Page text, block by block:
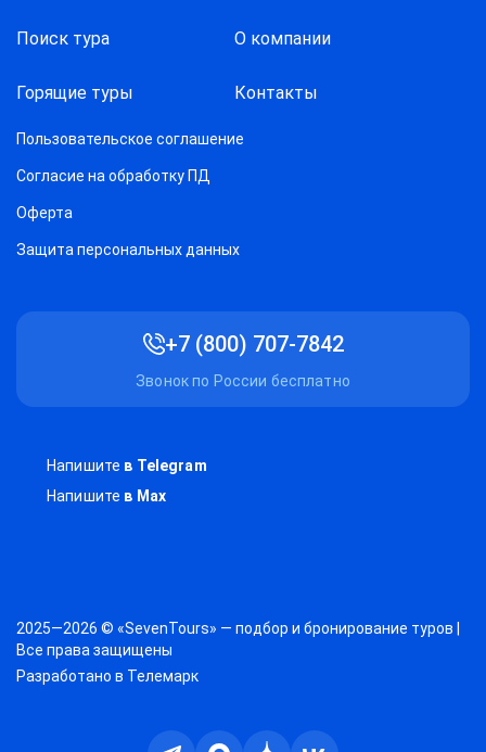
Поиск тура
Горящие туры
О компании
Контакты
Пользовательское соглашение
Согласие на обработку ПД
Оферта
Защитa персональных данных
+7 (800) 707-7842
Звонок по России бесплатно
Напишите в Telegram
Напишите в Max
2025—2026 © «SevenTours» — подбор и бронирование туров |
Все права защищены
Разработано в Телемарк
Телеграм
Max Дзен ВКонтакте